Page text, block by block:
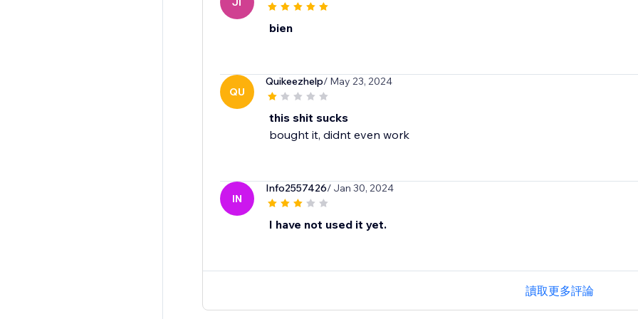
bien
QU
Quikeezhelp/ May 23, 2024
this shit sucks
bought it, didnt even work
IN
Info2557426/ Jan 30, 2024
I have not used it yet.
讀取更多評論